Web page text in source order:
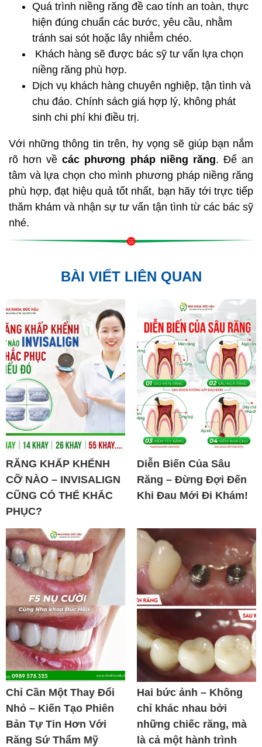
Quá trình niềng răng đề cao tính an toàn, thực
hiện đúng chuẩn các bước, yêu cầu, nhằm
tránh sai sót hoặc lây nhiễm chéo.
Khách hàng sẽ được bác sỹ tư vấn lựa chọn
niềng răng phù hợp.
Dịch vụ khách hàng chuyên nghiệp, tận tình và
chu đáo. Chính sách giá hợp lý, không phát
sinh chi phí khi điều trị.
Với những thông tin trên, hy vọng sẽ giúp bạn nắm
rõ hơn vềcác phương pháp niềng răng. Để an
tâm và lựa chọn cho mình phương pháp niềng răng
phù hợp, đạt hiệu quả tốt nhất, bạn hãy tới trực tiếp
thăm khám và nhận sự tư vấn tận tình từ các bác sỹ
nhé.
BÀI VIẾT LIÊN QUAN
RĂNG KHẤP KHỂNH
CỠ NÀO – INVISALIGN
CŨNG CÓ THỂ KHẮC
PHỤC?
Diễn Biến Của Sâu
Răng – Đừng Đợi Đến
Khi Đau Mới Đi Khám!
Chỉ Cần Một Thay Đổi
Nhỏ – Kiến Tạo Phiên
Bản Tự Tin Hơn Với
Răng Sứ Thẩm Mỹ
Hai bức ảnh – Không
chỉ khác nhau bởi
những chiếc răng, mà
là cả một hành trình